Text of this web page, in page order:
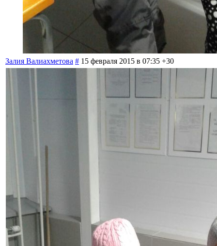
Залия Валиахметова # 15 февраля 2015 в 07:35 +30